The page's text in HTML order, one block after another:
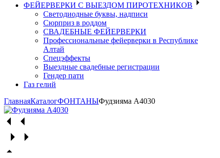
ФЕЙЕРВЕРКИ С ВЫЕЗДОМ ПИРОТЕХНИКОВ
Светодиодные буквы, надписи
Сюрприз в роддом
СВАДЕБНЫЕ ФЕЙЕРВЕРКИ
Профессиональные фейерверки в Республике
Алтай
Спецэффекты
Выездные свадебные регистрации
Гендер пати
Газ гелий
ГлавнаяКаталогФОНТАНЫФудзияма А4030